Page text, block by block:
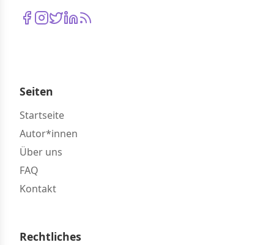
Seiten
Startseite
Autor*innen
Über uns
FAQ
Kontakt
Rechtliches